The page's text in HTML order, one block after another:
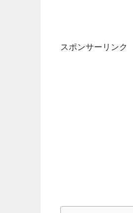
スポンサーリンク